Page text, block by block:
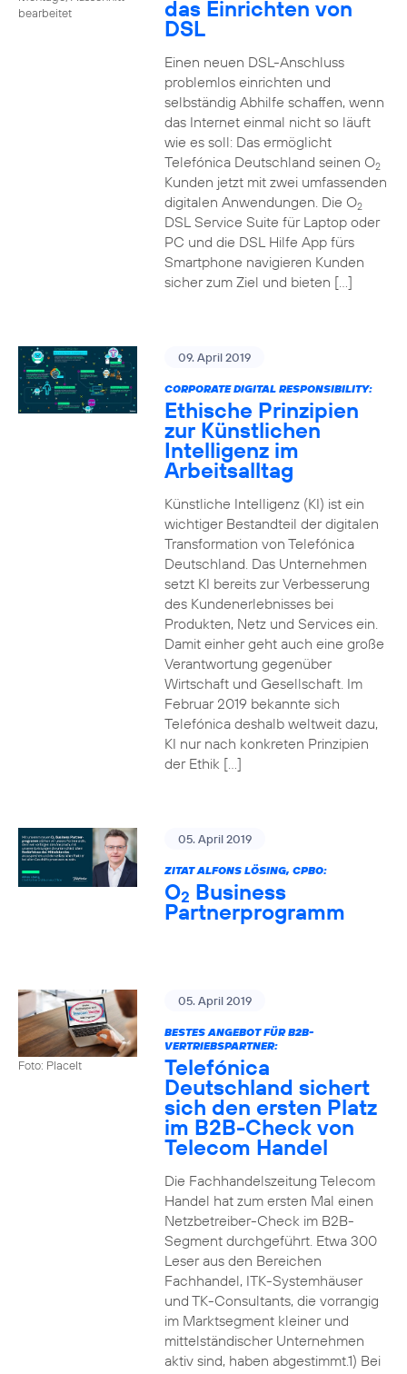
bearbeitet
das Einrichten von
DSL
Einen neuen DSL-Anschluss
problemlos einrichten und
selbständig Abhilfe schaffen, wenn
das Internet einmal nicht so läuft
wie es soll: Das ermöglicht
Telefónica Deutschland seinen O2
Kunden jetzt mit zwei umfassenden
digitalen Anwendungen. Die O2
DSL Service Suite für Laptop oder
PC und die DSL Hilfe App fürs
Smartphone navigieren Kunden
sicher zum Ziel und bieten […]
09. April 2019
CORPORATE DIGITAL RESPONSIBILITY:
Ethische Prinzipien
zur Künstlichen
Intelligenz im
Arbeitsalltag
Künstliche Intelligenz (KI) ist ein
wichtiger Bestandteil der digitalen
Transformation von Telefónica
Deutschland. Das Unternehmen
setzt KI bereits zur Verbesserung
des Kundenerlebnisses bei
Produkten, Netz und Services ein.
Damit einher geht auch eine große
Verantwortung gegenüber
Wirtschaft und Gesellschaft. Im
Februar 2019 bekannte sich
Telefónica deshalb weltweit dazu,
KI nur nach konkreten Prinzipien
der Ethik […]
05. April 2019
ZITAT ALFONS LÖSING, CPBO:
O2 Business
Partnerprogramm
Foto: PlaceIt
05. April 2019
BESTES ANGEBOT FÜR B2B-
VERTRIEBSPARTNER:
Telefónica
Deutschland sichert
sich den ersten Platz
im B2B-Check von
Telecom Handel
Die Fachhandelszeitung Telecom
Handel hat zum ersten Mal einen
Netzbetreiber-Check im B2B-
Segment durchgeführt. Etwa 300
Leser aus den Bereichen
Fachhandel, ITK-Systemhäuser
und TK-Consultants, die vorrangig
im Marktsegment kleiner und
mittelständischer Unternehmen
aktiv sind, haben abgestimmt.1) Bei